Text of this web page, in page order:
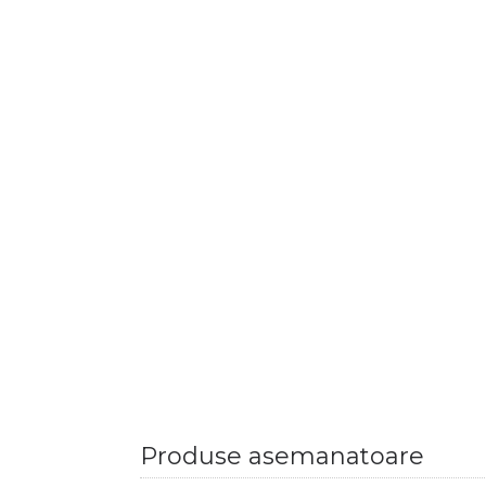
Produse asemanatoare